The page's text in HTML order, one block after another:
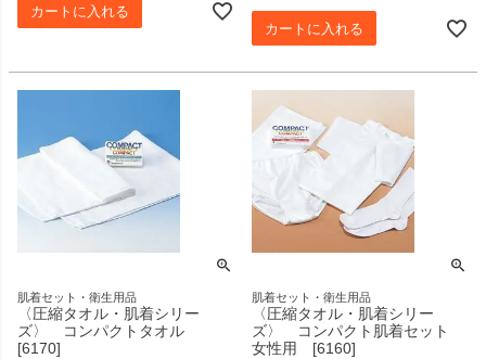
カートに入れる
カートに入れる
肌着セット・衛生用品
〈圧縮タオル・肌着シリー
ズ〉 コンパクトタオル
[6170]
肌着セット・衛生用品
〈圧縮タオル・肌着シリー
ズ〉 コンパクト肌着セット
女性用 [6160]